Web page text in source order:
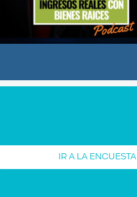
IR A LA ENCUESTA